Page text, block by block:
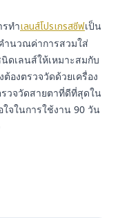
ทำเลนส์โปรเกรสซีฟเป็น
ำนวณค่าการสวมใส่
ดเลนส์ให้เหมาะสมกับ
องตรวจวัดด้วยเครื่อง
วจวัดสายตาที่ดีที่สุดใน
จในการใช้งาน 90 วัน